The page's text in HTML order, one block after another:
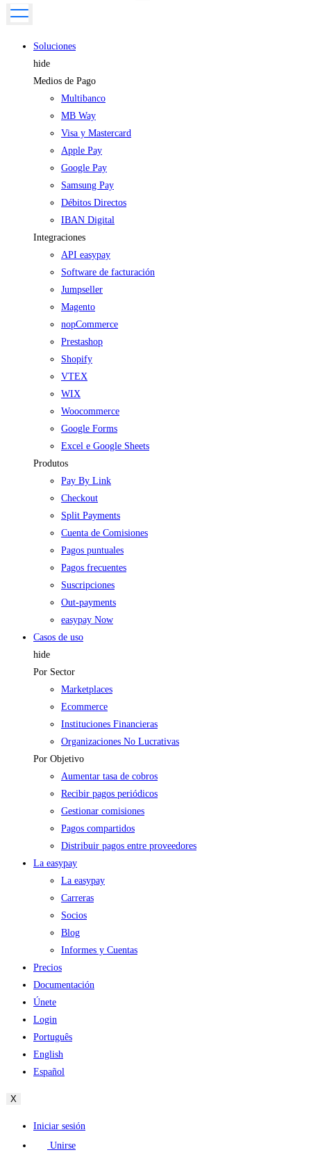
Soluciones
hide
Medios de Pago
Multibanco
MB Way
Visa y Mastercard
Apple Pay
Google Pay
Samsung Pay
Débitos Directos
IBAN Digital
Integraciones
API easypay
Software de facturación
Jumpseller
Magento
nopCommerce
Prestashop
Shopify
VTEX
WIX
Woocommerce
Google Forms
Excel e Google Sheets
Produtos
Pay By Link
Checkout
Split Payments
Cuenta de Comisiones
Pagos puntuales
Pagos frecuentes
Suscripciones
Out-payments
easypay Now
Casos de uso
hide
Por Sector
Marketplaces
Ecommerce
Instituciones Financieras
Organizaciones No Lucrativas
Por Objetivo
Aumentar tasa de cobros
Recibir pagos periódicos
Gestionar comisiones
Pagos compartidos
Distribuir pagos entre proveedores
La easypay
La easypay
Carreras
Socios
Blog
Informes y Cuentas
Precios
Documentación
Únete
Login
Português
English
Español
X
Iniciar sesión
Unirse